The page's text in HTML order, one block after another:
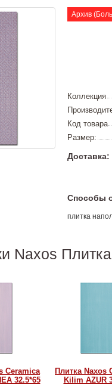
Архив
Коллекция
Код товара
Размер:
Доставка:
Способы
плитка
Naxos
Ceramica
32.5*65
Плитка Naxos
Kilim AZUR